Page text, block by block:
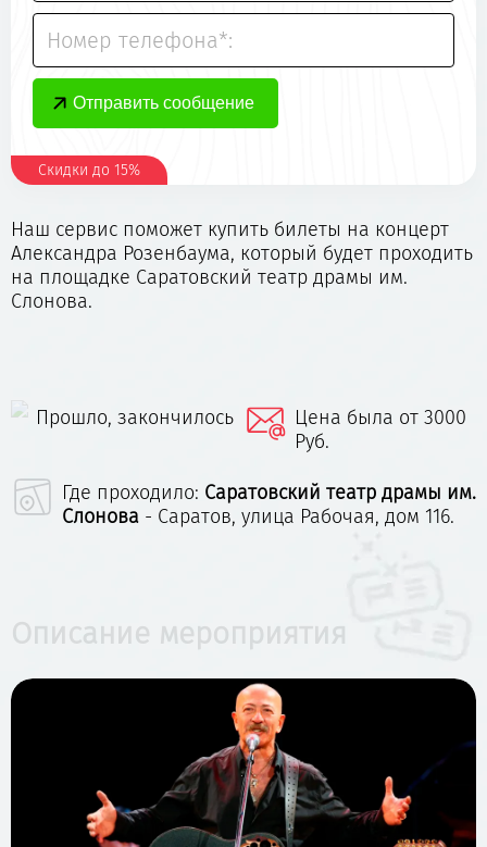
Прошло, закончилось
Цена была от 3000
Руб.
Где проходило: Саратовский театр драмы им.
Слонова - Саратов, улица Рабочая, дом 116.
Наш сервис поможет купить билеты на концерт
Александра Розенбаума, который будет проходить
на площадке Саратовский театр драмы им.
Слонова.
Номер телефона*:
Скидки до 15%
Описание мероприятия